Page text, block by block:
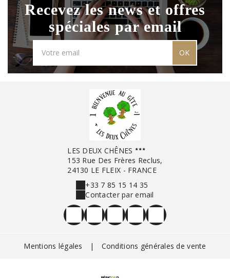
Recevez les news et offres
spéciales par email
OK
LES DEUX CHÊNES
153 Rue Des Frères Reclus,
24130 LE FLEIX - FRANCE
+33 7 85 15 14 35
Contacter par email
Mentions légales | Conditions générales de vente